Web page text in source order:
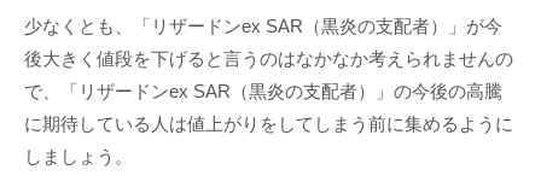
少なくとも、「リザードンex SAR（黒炎の支配者）」が今
後大きく値段を下げると言うのはなかなか考えられませんの
で、「リザードンex SAR（黒炎の支配者）」の今後の高騰
に期待している人は値上がりをしてしまう前に集めるように
しましょう。